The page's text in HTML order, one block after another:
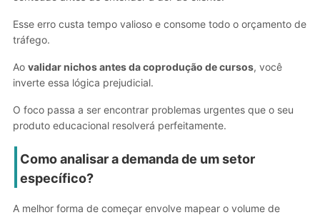
Esse erro custa tempo valioso e consome todo o orçamento de
tráfego.
Ao validar nichos antes da coprodução de cursos, você
inverte essa lógica prejudicial.
O foco passa a ser encontrar problemas urgentes que o seu
produto educacional resolverá perfeitamente.
Como analisar a demanda de um setor
específico?
A melhor forma de começar envolve mapear o volume de